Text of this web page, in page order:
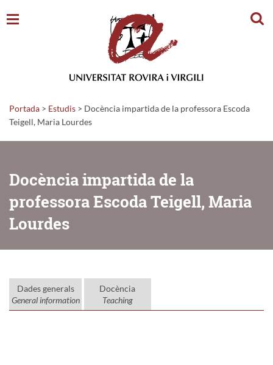
Portada > Estudis > Docència impartida de la professora Escoda
Teigell, Maria Lourdes
Docència impartida de la
professora Escoda Teigell, Maria
Lourdes
Dades generals
General information
Docència
Teaching